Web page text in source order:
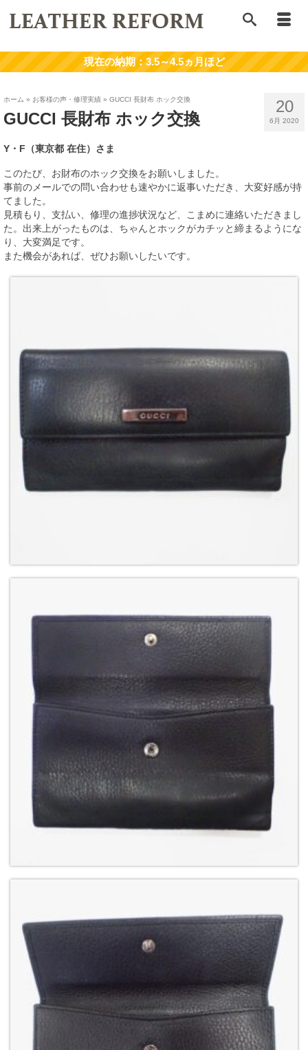
20
6月 2020
ホーム » お客様の声・修理実績 » GUCCI 長財布 ホック交換
GUCCI 長財布 ホック交換
Y・F （東京都 在住）さま
このたび、お財布のホック交換をお願いしました。
事前のメールでの問い合わせも速やかに返事いただき、大変好感が持
てました。
見積もり、支払い、修理の進捗状況など、こまめに連絡いただきまし
た。出来上がったものは、ちゃんとホックがカチッと締まるようにな
り、大変満足です。
また機会があれば、ぜひお願いしたいです。